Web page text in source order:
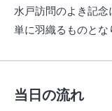
水戸訪問のよき記
単に羽織るものとな
当日の流れ